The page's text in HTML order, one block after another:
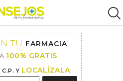
TU FARMACIA
100% GRATIS
Y LOCALÍZALA: